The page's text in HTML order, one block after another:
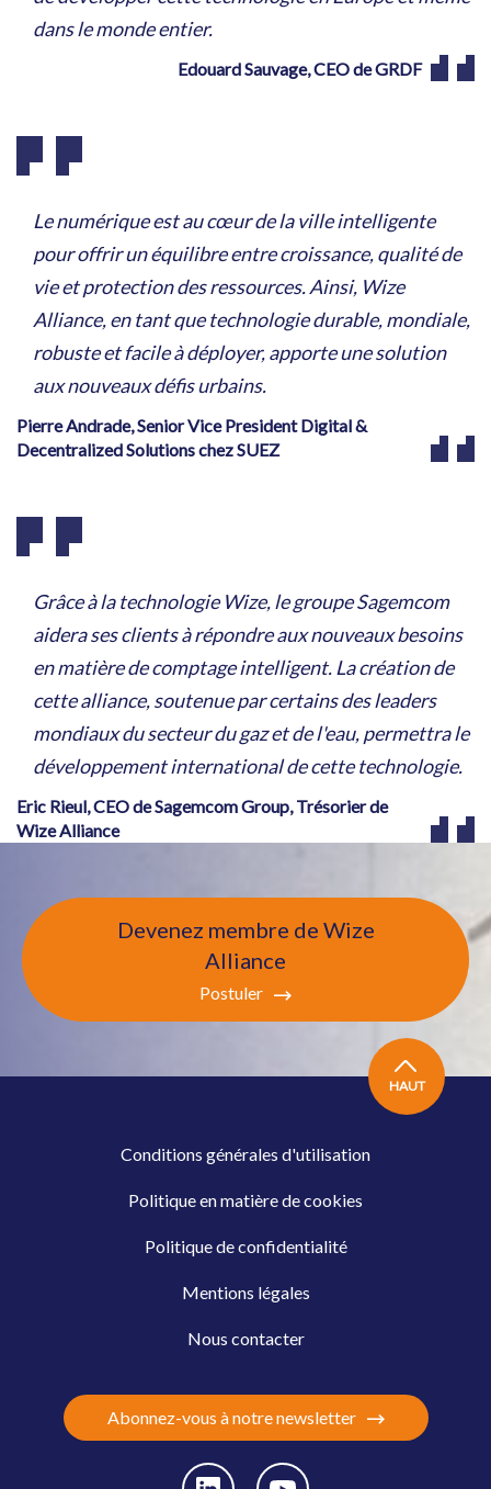
dans le monde entier.
Edouard Sauvage, CEO de GRDF
Le numérique est au cœur de la ville intelligente
pour offrir un équilibre entre croissance, qualité de
vie et protection des ressources. Ainsi, Wize
Alliance, en tant que technologie durable, mondiale,
robuste et facile à déployer, apporte une solution
aux nouveaux défis urbains.
Pierre Andrade, Senior Vice President Digital &
Decentralized Solutions chez SUEZ
Grâce à la technologie Wize, le groupe Sagemcom
aidera ses clients à répondre aux nouveaux besoins
en matière de comptage intelligent. La création de
cette alliance, soutenue par certains des leaders
mondiaux du secteur du gaz et de l'eau, permettra le
développement international de cette technologie.
Eric Rieul, CEO de Sagemcom Group, Trésorier de
Wize Alliance
Devenez membre de Wize
Alliance
Postuler
Conditions générales d'utilisation
Politique en matière de cookies
Politique de confidentialité
Mentions légales
Nous contacter
Abonnez-vous à notre newsletter
HAUT